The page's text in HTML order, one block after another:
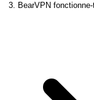
3. BearVPN